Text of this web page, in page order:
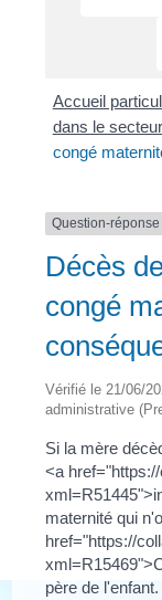
Accueil
dans le
congé
Question-réponse
Décès
congé
Vérifié le 21/06/
administrative
Si la mère
<a
maternité qui
href="https://
père de l'enfant.